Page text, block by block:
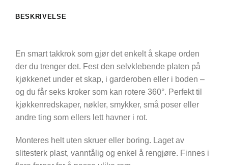
BESKRIVELSE
En smart takkrok som gjør det enkelt å skape orden
der du trenger det. Fest den selvklebende platen på
kjøkkenet under et skap, i garderoben eller i boden –
og du får seks kroker som kan rotere 360°. Perfekt til
kjøkkenredskaper, nøkler, smykker, små poser eller
andre ting som ellers lett havner i rot.
Monteres helt uten skruer eller boring. Laget av
slitesterk plast, vanntålig og enkel å rengjøre. Finnes i